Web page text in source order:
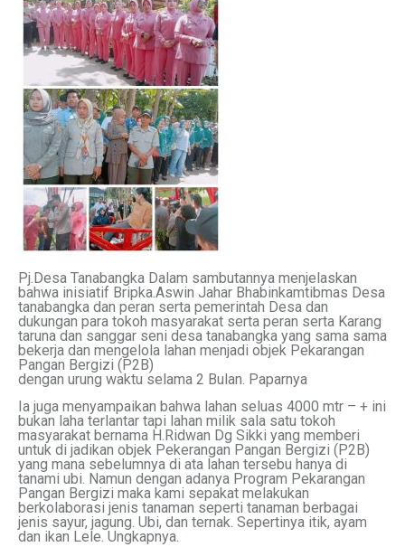
Pj.Desa Tanabangka Dalam sambutannya menjelaskan
bahwa inisiatif Bripka.Aswin Jahar Bhabinkamtibmas Desa
tanabangka dan peran serta pemerintah Desa dan
dukungan para tokoh masyarakat serta peran serta Karang
taruna dan sanggar seni desa tanabangka yang sama sama
bekerja dan mengelola lahan menjadi objek Pekarangan
Pangan Bergizi (P2B)
dengan urung waktu selama 2 Bulan. Paparnya
Ia juga menyampaikan bahwa lahan seluas 4000 mtr – + ini
bukan laha terlantar tapi lahan milik sala satu tokoh
masyarakat bernama H.Ridwan Dg Sikki yang memberi
untuk di jadikan objek Pekerangan Pangan Bergizi (P2B)
yang mana sebelumnya di ata lahan tersebu hanya di
tanami ubi. Namun dengan adanya Program Pekarangan
Pangan Bergizi maka kami sepakat melakukan
berkolaborasi jenis tanaman seperti tanaman berbagai
jenis sayur, jagung. Ubi, dan ternak. Sepertinya itik, ayam
dan ikan Lele. Ungkapnya.